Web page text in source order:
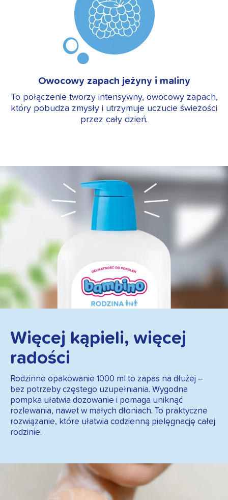
Owocowy zapach jeżyny i maliny
To połączenie tworzy intensywny, owocowy zapach,
który pobudza zmysły i utrzymuje uczucie świeżości
przez cały dzień.
Więcej kąpieli, więcej
radości
Rodzinne opakowanie 1000 ml to zapas na dłużej –
bez potrzeby częstego uzupełniania. Wygodna
pompka ułatwia dozowanie i pomaga uniknąć
rozlewania, nawet w małych dłoniach. To praktyczne
rozwiązanie, które ułatwia codzienną pielęgnację całej
rodzinie.